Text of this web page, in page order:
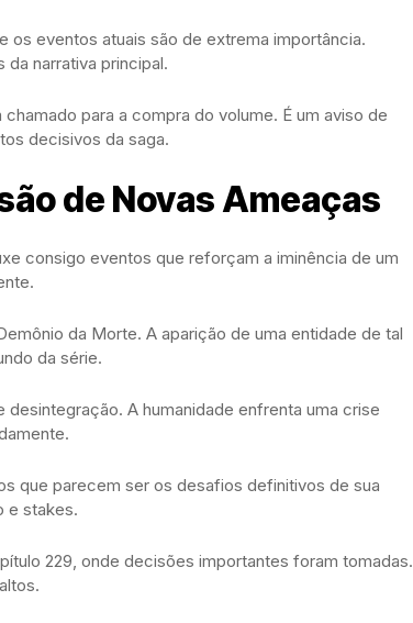
os eventos atuais são de extrema importância.
narrativa principal.
para a compra do volume. É um aviso de
decisivos da saga.
de Novas Ameaças
consigo eventos que reforçam a iminência de um
da Morte. A aparição de uma entidade de tal
da série.
A humanidade enfrenta uma crise
que parecem ser os desafios definitivos de sua
e stakes.
229, onde decisões importantes foram tomadas.